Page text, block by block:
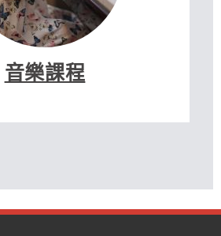
音樂課程